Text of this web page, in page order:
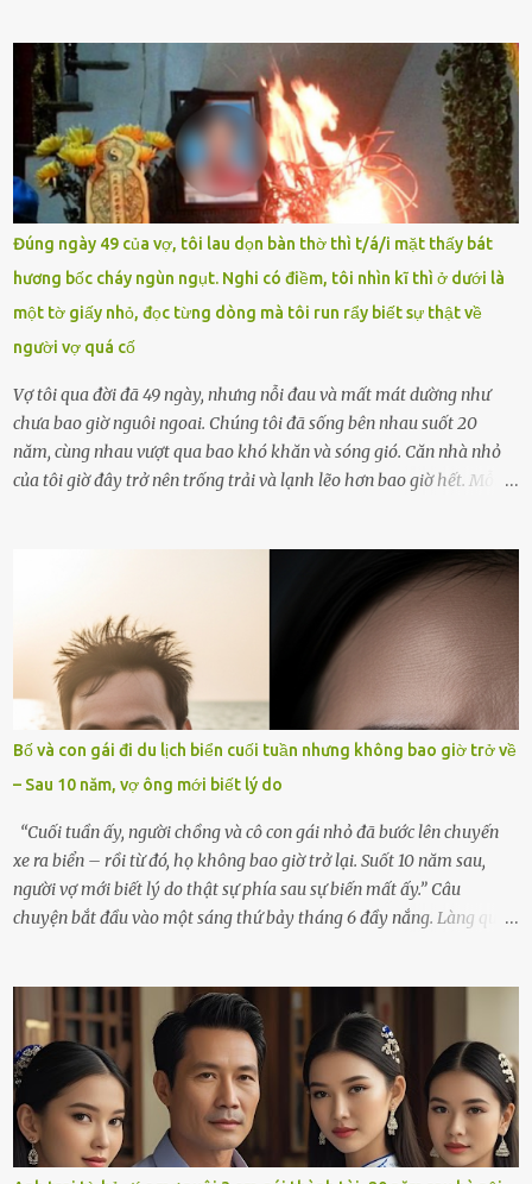
chưa phù hợp, gây xôn xao, bức xúc trong dư luận. Ngay sau đó,
Trường THPT Chuyên Nguyễn Tất Thành báo cáo xác nhận tài
khoản Chu Vinh là của học sinh Chu Ngọc Quang Vinh, lớp 12 Anh
của nhà trường. Nam sinh này từng giành ngôi vô địch, mang về
vòng nguyệt quế cuộc thi tháng 1, quý I, Đường lên đỉnh Olympia
năm thứ 24. Quá trình giáo dục, học sinh Chu Ngọc Quang Vinh đã
nhận thức được nội dung bài viết của bản thân trên mạng xã hội
ngày 1.9 là chưa phù hợp nên đã chủ động gỡ bài viết và đăng bài
xin lỗi trên trang Facebook cá nhân. Chu Ngọc Quang Vinh làm việc
với cơ quan chức năng. Ảnh: Đơn vị cung...
Đúng ngày 49 của vợ, tôi lau dọn bàn thờ thì t/á/i mặt thấy bát
hương bốc cháy ngùn ngụt. Nghi có điềm, tôi nhìn kĩ thì ở dưới là
một tờ giấy nhỏ, đọc từng dòng mà tôi run rẩy biết sự thật về
người vợ quá cố
Vợ tôi qua đời đã 49 ngày, nhưng nỗi đau và mất mát dường như
chưa bao giờ nguôi ngoai. Chúng tôi đã sống bên nhau suốt 20
năm, cùng nhau vượt qua bao khó khăn và sóng gió. Căn nhà nhỏ
của tôi giờ đây trở nên trống trải và lạnh lẽo hơn bao giờ hết. Mỗi
rơi vào khoảng trống vô tận, chẳng còn muốn làm gì ngoài việc
ngồi lặng lẽ nhớ về cô ấy. Nhưng cuộc sống không cho phép tôi mãi
chìm đắm trong đau khổ. Họ hàng, bạn bè và những người thân
thiết đã đến bên, giúp tôi tổ chức tang lễ chu toàn. Và hôm nay là
ngày giỗ đầu tiên của vợ, 49 ngày sau khi cô ấy rời xa tôi mãi
mãi.Buổi sáng hôm đó, sau khi cúng cơm xong, tôi quyết định lên
sắp xếp lại bàn thờ vợ. Mọi thứ vẫn như mọi ngày, nhưng có điều gì
đó kỳ lạ mà tôi không thể giải thích được. Trong khoảnh khắc tôi
cúi xuống lau chùi bát hương, một luồng gió lạ thoáng qua, khiến
tôi giật mình. Và rồi, một chuyện kinh...
Bố và con gái đi du lịch biển cuối tuần nhưng không bao giờ trở về
– Sau 10 năm, vợ ông mới biết lý do
“Cuối tuần ấy, người chồng và cô con gái nhỏ đã bước lên chuyến
xe ra biển – rồi từ đó, họ không bao giờ trở lại. Suốt 10 năm sau,
người vợ mới biết lý do thật sự phía sau sự biến mất ấy.” Câu
chuyện bắt đầu vào một sáng thứ bảy tháng 6 đầy nắng. Làng quê
không kém. Ông Minh, vốn là một người đàn ông điềm đạm, ít nói,
hôm ấy lại đặc biệt vui vẻ. Ông chuẩn bị hành lý cho chuyến đi biển
cùng cô con gái 8 tuổi tên Thảo. “Em ở nhà nghỉ ngơi nhé, anh đưa
con đi biển hai ngày, để nó được ngắm sóng, nghịch cát. Về chắc nó
sẽ kể cho em nghe cả tuần không hết chuyện.” – Ông Minh cười
hiền, vuốt tóc vợ. Bà Hạnh nhìn chồng và con gái ríu rít chuẩn bị mà
lòng cũng rộn ràng. Bà vốn ít có dịp đi xa vì còn bận buôn bán ở chợ,